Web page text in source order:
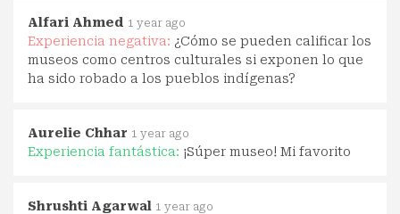
Alfari Ahmed 1 year ago
Experiencia negativa: ¿Cómo se pueden calificar los
museos como centros culturales si exponen lo que
ha sido robado a los pueblos indígenas?
Aurelie Chhar 1 year ago
Experiencia fantástica: ¡Súper museo! Mi favorito
Shrushti Agarwal 1 year ago